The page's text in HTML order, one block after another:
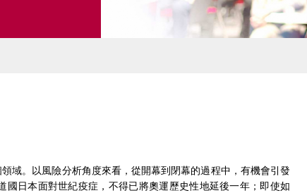
域。以風險分析角度來看，從開幕到閉幕的過程中，有機會引發
日本面對世紀疫症，不得已將奧運歷史性地延後一年；即使如